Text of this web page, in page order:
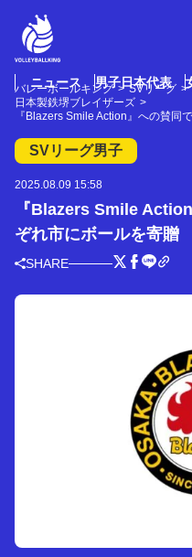
ニュース 男子日本代表
バレーボールキング SVリーグ
日本製鉄堺ブレイザーズ
『Blazers Smile Action』への賛同
SVリーグ男子
2025.08.09 15:58
『Blazers Smile
ぞれ市にボールを寄贈
SHARE